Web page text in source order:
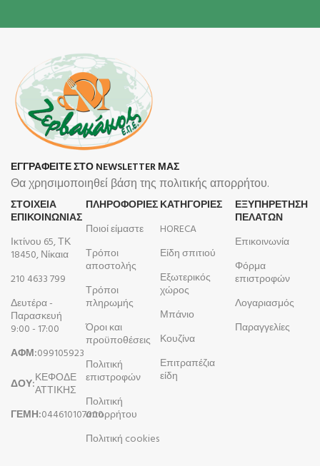
ΕΓΓΡΑΦΕΙΤΕ ΣΤΟ NEWSLETTER ΜΑΣ
Θα χρησιμοποιηθεί βάση της πολιτικής απορρήτου.
ΣΤΟΙΧΕΙΑ
ΕΠΙΚΟΙΝΩΝΙΑΣ
Ικτίνου 65, ΤΚ
18450, Νίκαια
210 4633 799
Δευτέρα -
Παρασκευή
9:00 - 17:00
ΑΦΜ:099105923
ΔΟΥ:ΚΕΦΟΔΕ
ΑΤΤΙΚΗΣ
ΓΕΜΗ:044610107000
ΠΛΗΡΟΦΟΡΊΕΣ
Ποιοί είμαστε
Τρόποι
αποστολής
Τρόποι
πληρωμής
Όροι και
προϋποθέσεις
Πολιτική
επιστροφών
Πολιτική
απορρήτου
Πολιτική cookies
ΚΑΤΗΓΟΡΙΕΣ
HORECA
Είδη σπιτιού
Εξωτερικός
χώρος
Μπάνιο
Κουζίνα
Επιτραπέζια
είδη
ΕΞΥΠΗΡΕΤΗΣΗ
ΠΕΛΑΤΩΝ
Επικοινωνία
Φόρμα
επιστροφών
Λογαριασμός
Παραγγελίες